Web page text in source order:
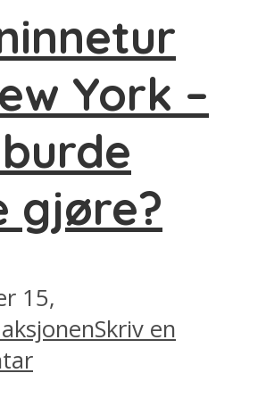
York –
gjøre?
15,
Skriv en